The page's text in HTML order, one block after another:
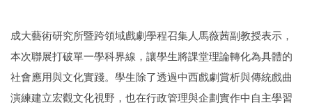
成大藝術研究所暨跨領域戲劇學程召集人馬薇茜副教授表示，
本次聯展打破單一學科界線，讓學生將課堂理論轉化為具體的
社會應用與文化實踐。學生除了透過中西戲劇賞析與傳統戲曲
演練建立宏觀文化視野，也在行政管理與企劃實作中自主學習